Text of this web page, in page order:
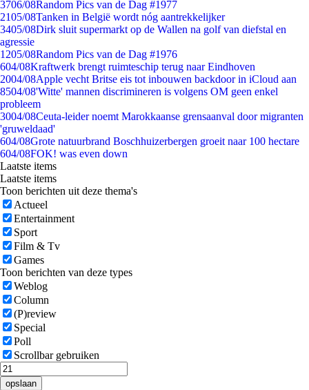
3706/08Random Pics van de Dag #1977
2105/08Tanken in België wordt nóg aantrekkelijker
3405/08Dirk sluit supermarkt op de Wallen na golf van diefstal en
agressie
1205/08Random Pics van de Dag #1976
604/08Kraftwerk brengt ruimteschip terug naar Eindhoven
2004/08Apple vecht Britse eis tot inbouwen backdoor in iCloud aan
8504/08'Witte' mannen discrimineren is volgens OM geen enkel
probleem
3004/08Ceuta-leider noemt Marokkaanse grensaanval door migranten
'gruweldaad'
604/08Grote natuurbrand Boschhuizerbergen groeit naar 100 hectare
604/08FOK! was even down
Laatste items
Laatste items
Toon berichten uit deze thema's
Actueel
Entertainment
Sport
Film & Tv
Games
Toon berichten van deze types
Weblog
Column
(P)review
Special
Poll
Scrollbar gebruiken
opslaan